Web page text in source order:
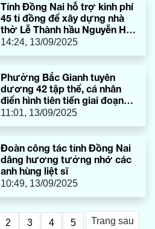
Tỉnh Đồng Nai hỗ trợ kinh phí
45 tỉ đồng để xây dựng nhà
thờ Lễ Thành hầu Nguyễn Hữu
Cảnh
14:24, 13/09/2025
Phường Bắc Gianh tuyên
dương 42 tập thể, cá nhân
điển hình tiên tiến giai đoạn
2020-2025
11:01, 13/09/2025
Đoàn công tác tỉnh Đồng Nai
dâng hương tưởng nhớ các
anh hùng liệt sĩ
10:49, 13/09/2025
2 3 4 5 Trang sau